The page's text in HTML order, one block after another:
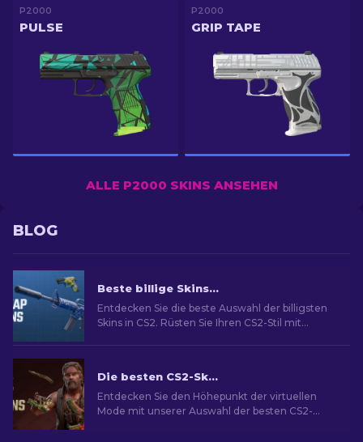
P2000
PULSE
P2000
GRIP TAPE
ALLE P2000 SKINS ANSEHEN
BLOG
Beste billige Skins in CS2 [2026]
Entdecken Sie die beste Auswahl der billigsten
Skins in CS2. Rüsten Sie Ihren CS2-Stil mit
Die besten CS2-Skins [2026]
Entdecken Sie den Höhepunkt der virtuellen
Mode mit unserer Auswahl der besten CS2-